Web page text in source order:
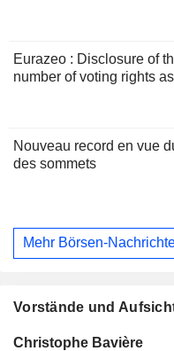
Eurazeo : Disclosure of
number of voting rights
Nouveau record en vue
des sommets
Mehr Börsen-
Vorstände und
Manager Titel Alter
Christophe Bavière